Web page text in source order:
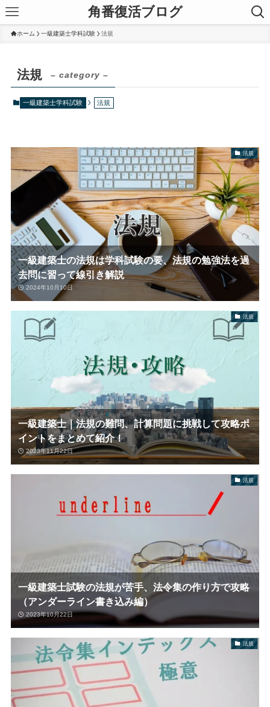
角番復活ブログ
ホーム 一級建築士学科試験 法規
法規 – category –
一級建築士学科試験 法規
法規
一級建築士の法規は学科試験の要、法規の勉強法を過
去問に習って線引き解説
2024年10月10日
法規
一級建築士｜法規の難問、計算問題に挑戦して攻略ポ
イントをまとめて紹介！
2023年11月22日
法規
一級建築士試験の法規が苦手、法令集の作り方で攻略
（アンダーライン書き込み編）
2023年10月22日
法規